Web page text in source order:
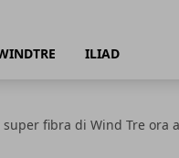
ILIAD
super fibra di Wind Tre ora